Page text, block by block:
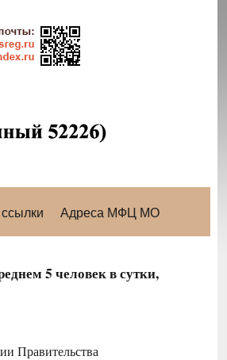
Адреса МФЦ МО
5 человек в сутки,
Правительства